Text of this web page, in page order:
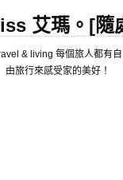
艾瑪。[隨
& living 每個旅人都有
由旅行來感受家的美好！